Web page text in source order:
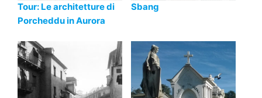
Tour: Le architetture di
Porcheddu in Aurora
Sbang